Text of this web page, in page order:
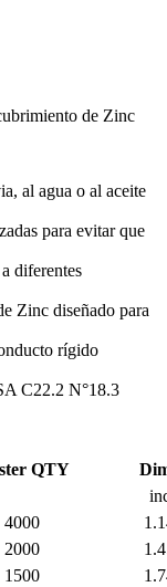
de Zinc
al agua o al aceite
para evitar que
diferentes
Zinc diseñado para
rígido
C22.2 N°18.3
QTY
4000
2000
1500